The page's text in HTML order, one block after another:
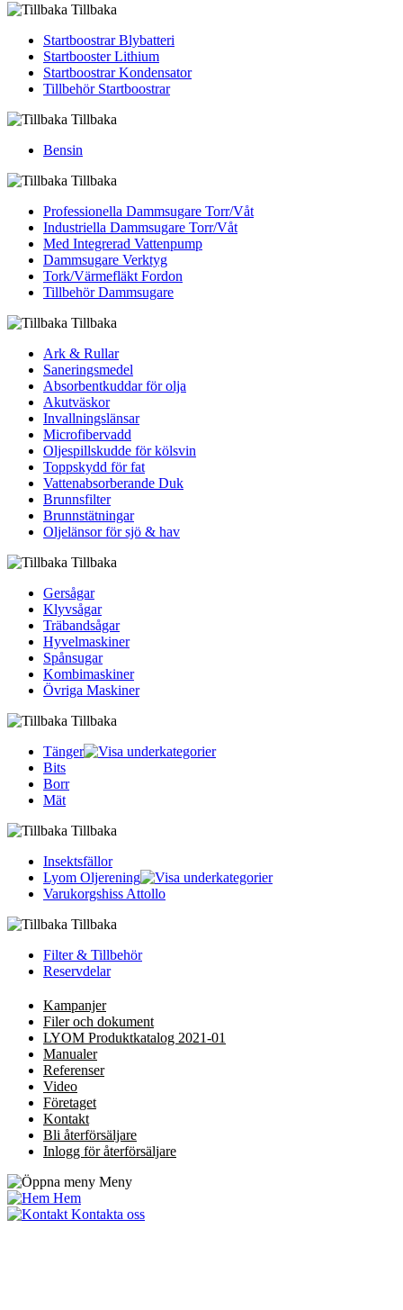
Tillbaka
Startboostrar Blybatteri
Startbooster Lithium
Startboostrar Kondensator
Tillbehör Startboostrar
Tillbaka
Bensin
Tillbaka
Professionella Dammsugare Torr/Våt
Industriella Dammsugare Torr/Våt
Med Integrerad Vattenpump
Dammsugare Verktyg
Tork/Värmefläkt Fordon
Tillbehör Dammsugare
Tillbaka
Ark & Rullar
Saneringsmedel
Absorbentkuddar för olja
Akutväskor
Invallningslänsar
Microfibervadd
Oljespillskudde för kölsvin
Toppskydd för fat
Vattenabsorberande Duk
Brunnsfilter
Brunnstätningar
Oljelänsor för sjö & hav
Tillbaka
Gersågar
Klyvsågar
Träbandsågar
Hyvelmaskiner
Spånsugar
Kombimaskiner
Övriga Maskiner
Tillbaka
Tänger
Bits
Borr
Mät
Tillbaka
Insektsfällor
Lyom Oljerening
Varukorgshiss Attollo
Tillbaka
Filter & Tillbehör
Reservdelar
Kampanjer
Filer och dokument
LYOM Produktkatalog 2021-01
Manualer
Referenser
Video
Företaget
Kontakt
Bli återförsäljare
Inlogg för återförsäljare
Meny
Hem
Kontakta oss